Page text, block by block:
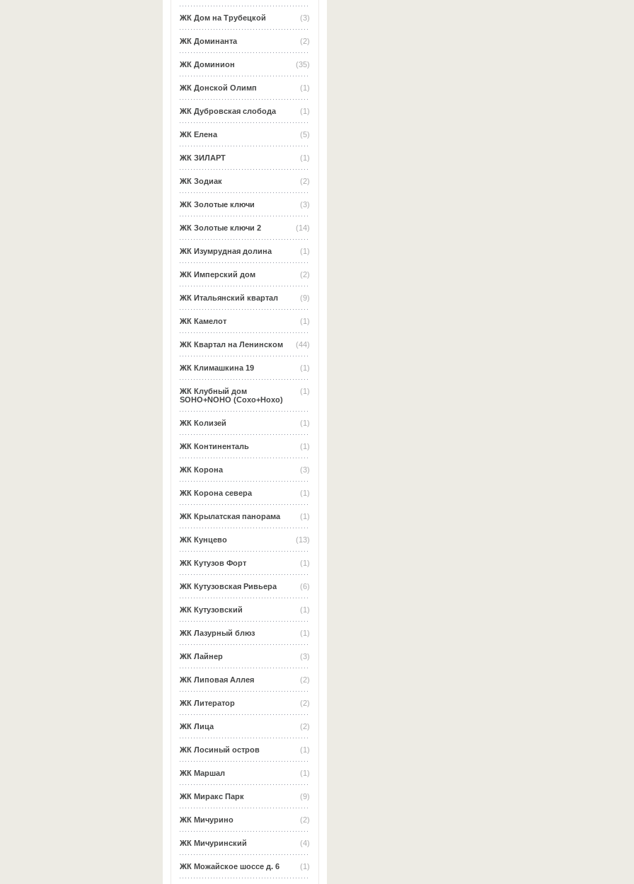
(3)
ЖК Дом на Трубецкой
(2)
ЖК Доминанта
(35)
ЖК Доминион
(1)
ЖК Донской Олимп
(1)
ЖК Дубровская слобода
(5)
ЖК Елена
(1)
ЖК ЗИЛАРТ
(2)
ЖК Зодиак
(3)
ЖК Золотые ключи
(14)
ЖК Золотые ключи 2
(1)
ЖК Изумрудная долина
(2)
ЖК Имперский дом
(9)
ЖК Итальянский квартал
(1)
ЖК Камелот
(44)
ЖК Квартал на Ленинском
(1)
ЖК Климашкина 19
(1)
ЖК Клубный дом
SOHO+NOHO (Сохо+Нохо)
(1)
ЖК Колизей
(1)
ЖК Континенталь
(3)
ЖК Корона
(1)
ЖК Корона севера
(1)
ЖК Крылатская панорама
(13)
ЖК Кунцево
(1)
ЖК Кутузов Форт
(6)
ЖК Кутузовская Ривьера
(1)
ЖК Кутузовский
(1)
ЖК Лазурный блюз
(3)
ЖК Лайнер
(2)
ЖК Липовая Аллея
(2)
ЖК Литератор
(2)
ЖК Лица
(1)
ЖК Лосиный остров
(1)
ЖК Маршал
(9)
ЖК Миракс Парк
(2)
ЖК Мичурино
(4)
ЖК Мичуринский
(1)
ЖК Можайское шоссе д. 6